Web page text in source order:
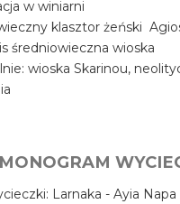
w winiarni
klasztor żeński
średniowieczna wioska
wioska Skarinou,
Larnaka - Ayia